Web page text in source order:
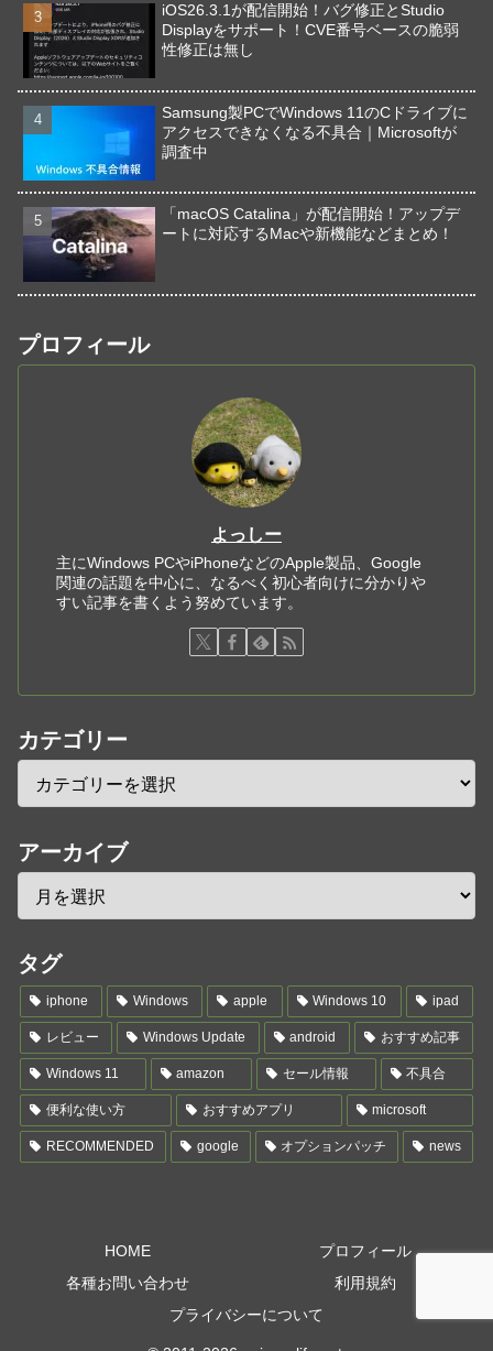
iOS26.3.1が配信開始！バグ修正とStudio
Displayをサポート！CVE番号ベースの脆弱
性修正は無し
Samsung製PCでWindows 11のCドライブに
アクセスできなくなる不具合｜Microsoftが
調査中
「macOS Catalina」が配信開始！アップデ
ートに対応するMacや新機能などまとめ！
プロフィール
よっしー
主にWindows PCやiPhoneなどのApple製品、Google
関連の話題を中心に、なるべく初心者向けに分かりや
すい記事を書くよう努めています。
カテゴリー
アーカイブ
タグ
iphone Windows apple Windows 10 ipad
レビュー Windows Update android おすすめ記事
Windows 11 amazon セール情報 不具合
便利な使い方 おすすめアプリ microsoft
RECOMMENDED google オプションパッチ news
HOME
プロフィール
各種お問い合わせ
利用規約
プライバシーについて